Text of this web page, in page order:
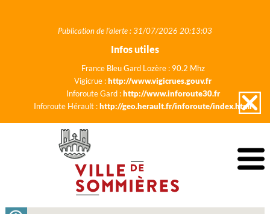
Publication de l'alerte : 31/07/2026 20:13:03
Infos utiles
France Bleu Gard Lozère : 90.2 Mhz
Vigicrue :http://www.vigicrues.gouv.fr
Inforoute Gard :http://www.inforoute30.fr
Inforoute Hérault :http://geo.herault.fr/inforoute/index.html